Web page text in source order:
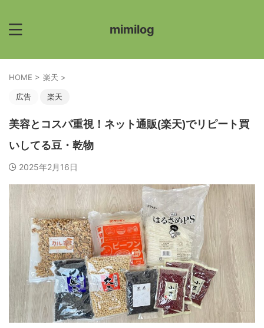
mimilog
HOME > 楽天 >
広告 楽天
美容とコスパ重視！ネット通販(楽天)でリピート買
いしてる豆・乾物
2025年2月16日